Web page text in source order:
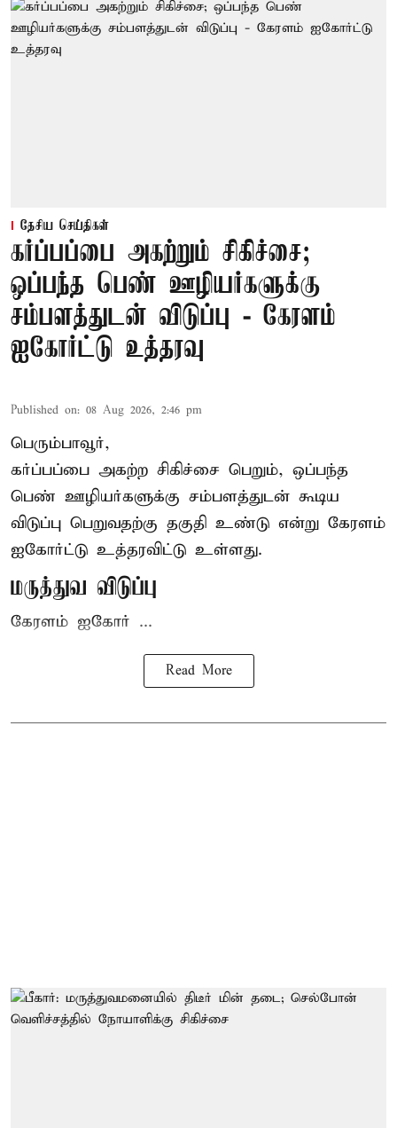
தேசிய செய்திகள்
கர்ப்பப்பை அகற்றும் சிகிச்சை;
ஒப்பந்த பெண் ஊழியர்களுக்கு
சம்பளத்துடன் விடுப்பு - கேரளம்
ஐகோர்ட்டு உத்தரவு
Published on: 08 Aug 2026, 2:46 pm
பெரும்பாவூர்,
கர்ப்பப்பை அகற்ற சிகிச்சை பெறும், ஒப்பந்த
பெண் ஊழியர்களுக்கு சம்பளத்துடன் கூடிய
விடுப்பு பெறுவதற்கு தகுதி உண்டு என்று கேரளம்
ஐகோர்ட்டு உத்தரவிட்டு உள்ளது.
மருத்துவ விடுப்பு
கேரளம் ஐகோர் ...
Read More